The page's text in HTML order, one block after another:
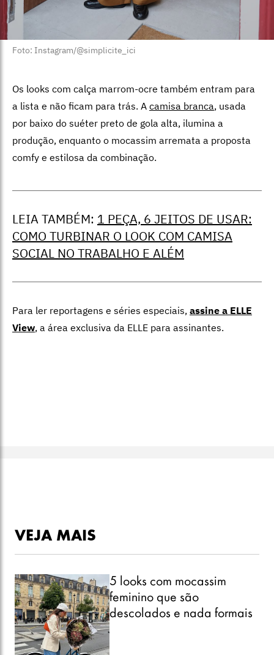
Foto: Instagram/@simplicite_ici
Os looks com calça marrom-ocre também entram para
a lista e não ficam para trás. A camisa branca, usada
por baixo do suéter preto de gola alta, ilumina a
produção, enquanto o mocassim arremata a proposta
comfy e estilosa da combinação.
LEIA TAMBÉM: 1 PEÇA, 6 JEITOS DE USAR:
COMO TURBINAR O LOOK COM CAMISA
SOCIAL NO TRABALHO E ALÉM
Para ler reportagens e séries especiais, assine a ELLE
View, a área exclusiva da ELLE para assinantes.
VEJA MAIS
5 looks com mocassim
feminino que são
descolados e nada formais